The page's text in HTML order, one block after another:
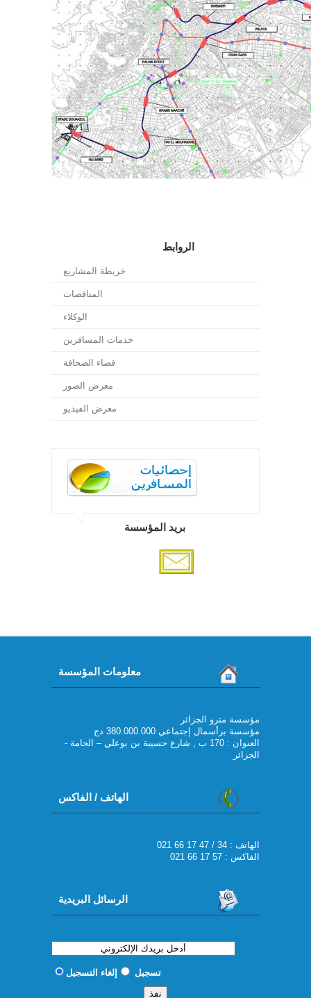
الروابط
خريطة المشاريع
المناقصات
الوكلاء
خدمات المسافرين
فضاء الصحافة
معرض الصور
معرض الفيديو
بريد المؤسسة
معلومات المؤسسة
مؤسسة مترو الجزائر
مؤسسة برأسمال إجتماعي 380.000.000 دج
العنوان : 170 ب , شارع حسيبة بن بوعلي – الحامة -
الجزائر
الهاتف / الفاكس
021 66 17 47 / 34 : الهاتف
الفاكس : 57 17 66 021
الرسائل البريدية
تسجيل إلغاء التسجيل